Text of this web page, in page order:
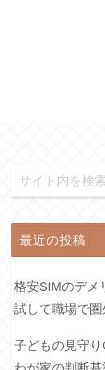
最近の投稿
格安SIMのデメ
試して職場で
子どもの見守